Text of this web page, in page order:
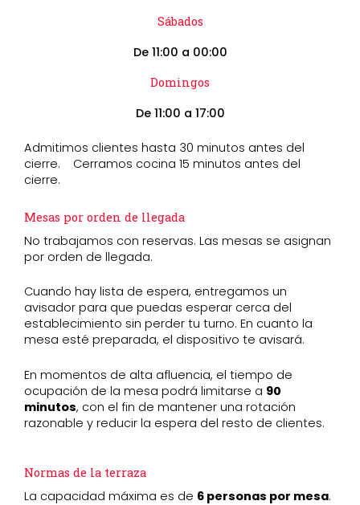
Sábados
De 11:00 a 00:00
Domingos
De 11:00 a 17:00
Admitimos clientes hasta 30 minutos antes del
cierre. Cerramos cocina 15 minutos antes del
cierre.
Mesas por orden de llegada
No trabajamos con reservas. Las mesas se asignan
por orden de llegada.
Cuando hay lista de espera, entregamos un
avisador para que puedas esperar cerca del
establecimiento sin perder tu turno. En cuanto la
mesa esté preparada, el dispositivo te avisará.
En momentos de alta afluencia, el tiempo de
ocupación de la mesa podrá limitarse a 90
minutos, con el fin de mantener una rotación
razonable y reducir la espera del resto de clientes.
Normas de la terraza
La capacidad máxima es de 6 personas por mesa.